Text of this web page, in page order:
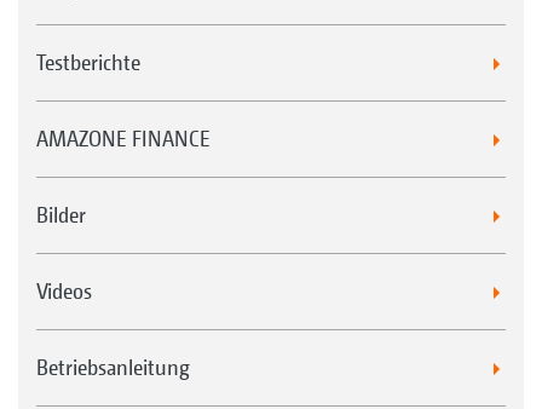
Testberichte
AMAZONE FINANCE
Bilder
Videos
Betriebsanleitung